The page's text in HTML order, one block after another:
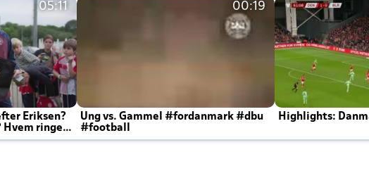
05:11
Eriksen?
Hvem ringer
00:19
Ung vs. Gammel #fordanmark #dbu
#football
Highlights: